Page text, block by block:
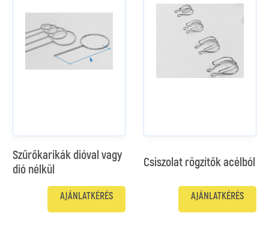
Szűrőkarikák dióval vagy
dió nélkül
AJÁNLATKÉRÉS
Csiszolat rögzítők acélból
AJÁNLATKÉRÉS